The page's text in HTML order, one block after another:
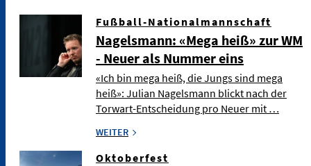
Fußball-Nationalmannschaft
Nagelsmann: «Mega heiß» zur WM
- Neuer als Nummer eins
«Ich bin mega heiß, die Jungs sind mega
heiß»: Julian Nagelsmann blickt nach der
Torwart-Entscheidung pro Neuer mit …
WEITER
Oktoberfest